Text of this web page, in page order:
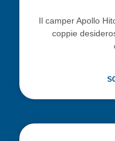
Il camper Apollo
coppie